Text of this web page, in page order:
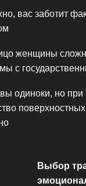
вас заботит
женщины
с
одиноки, но при
Выбор